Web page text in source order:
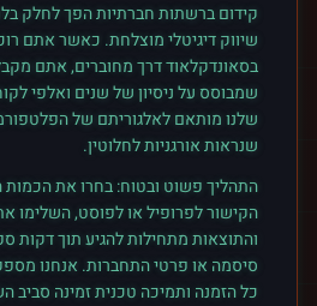
קידום ברשתות חברתיות הפך לחלק
שיווק דיגיטלי מוצלחת. כאשר אתם
בסאונדקלאודדרך מחוברים, אתם
שמבוסס על ניסיון של שנים ואלפי
שלנו מותאם לאלגוריתם של
שנראות אורגניות לחלוטין.
התהליך פשוט ובטוח: בחרו את הכמות
הקישור לפרופיל או לפוסט, השלימו
והתוצאות מתחילות להגיע תוך דקות
סיסמה או פרטי התחברות. אנחנו
כל הזמנה ותמיכה טכנית זמינה סביב